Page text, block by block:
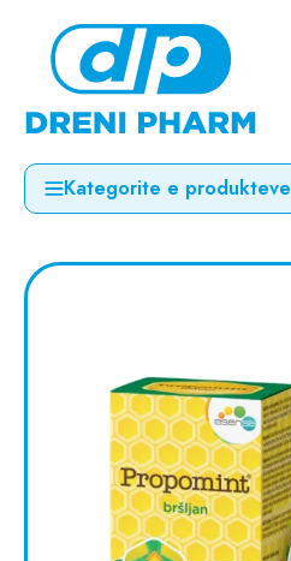
Kategorite e produkteve